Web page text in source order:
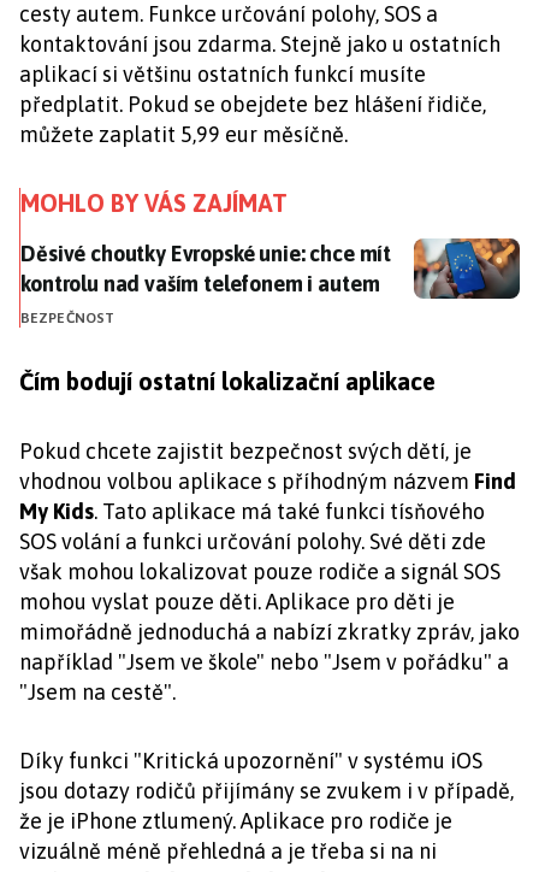
cesty autem. Funkce určování polohy, SOS a
kontaktování jsou zdarma. Stejně jako u ostatních
aplikací si většinu ostatních funkcí musíte
předplatit. Pokud se obejdete bez hlášení řidiče,
můžete zaplatit 5,99 eur měsíčně.
MOHLO BY VÁS ZAJÍMAT
Děsivé choutky Evropské unie: chce mít kontrolu
Děsivé choutky Evropské unie: chce mít
kontrolu nad vaším telefonem i autem
BEZPEČNOST
Čím bodují ostatní lokalizační aplikace
Pokud chcete zajistit bezpečnost svých dětí, je
vhodnou volbou aplikace s příhodným názvem Find
My Kids. Tato aplikace má také funkci tísňového
SOS volání a funkci určování polohy. Své děti zde
však mohou lokalizovat pouze rodiče a signál SOS
mohou vyslat pouze děti. Aplikace pro děti je
mimořádně jednoduchá a nabízí zkratky zpráv, jako
například "Jsem ve škole" nebo "Jsem v pořádku" a
"Jsem na cestě".
Díky funkci "Kritická upozornění" v systému iOS
jsou dotazy rodičů přijímány se zvukem i v případě,
že je iPhone ztlumený. Aplikace pro rodiče je
vizuálně méně přehledná a je třeba si na ni